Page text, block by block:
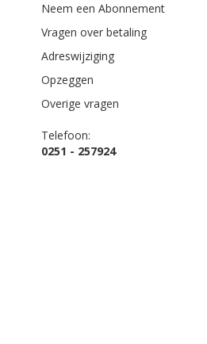
Neem een Abonnement
Vragen over betaling
Adreswijziging
Opzeggen
Overige vragen
Telefoon:
0251 - 257924